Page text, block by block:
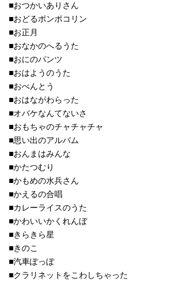
■おつかいありさん
■おどるポンポコリン
■お正月
■おなかのへるうた
■おにのパンツ
■おはようのうた
■おべんとう
■おはながわらった
■オバケなんてないさ
■おもちゃのチャチャチャ
■思い出のアルバム
■おんまはみんな
■かたつむり
■かもめの水兵さん
■かえるの合唱
■カレーライスのうた
■かわいいかくれんぼ
■きらきら星
■きのこ
■汽車ぽっぽ
■クラリネットをこわしちゃった